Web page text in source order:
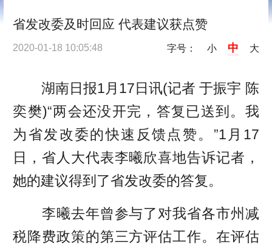
省发改委及时回应 代表建议获点赞
2020-01-18 10:05:48 字号： 小 中 大
湖南日报1月17日讯(记者 于振宇 陈
奕樊)“两会还没开完，答复已送到。我
为省发改委的快速反馈点赞。”1月17
日，省人大代表李曦欣喜地告诉记者，
她的建议得到了省发改委的答复。
李曦去年曾参与了对我省各市州减
税降费政策的第三方评估工作。在评估